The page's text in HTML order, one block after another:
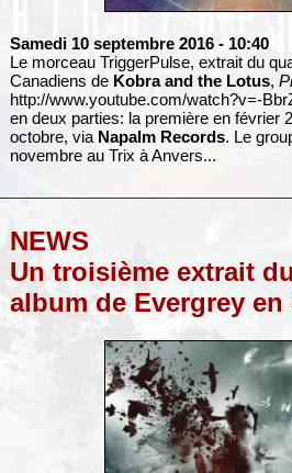
Samedi 10 septembre 2016 - 10:40
Le morceau TriggerPulse, extrait du
Canadiens de Kobra and the Lotus,
http://www.youtube.com/watch?v=-
en deux parties: la première en février
octobre, via Napalm Records. Le
novembre au Trix à Anvers...
NEWS
Un troisième extrait
album de Evergrey en